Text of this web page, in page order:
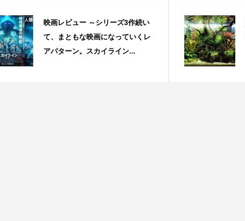
映画レビュー ～シリーズ3作続い
て、まともな映画になっていくレ
アパターン。スカイライン...